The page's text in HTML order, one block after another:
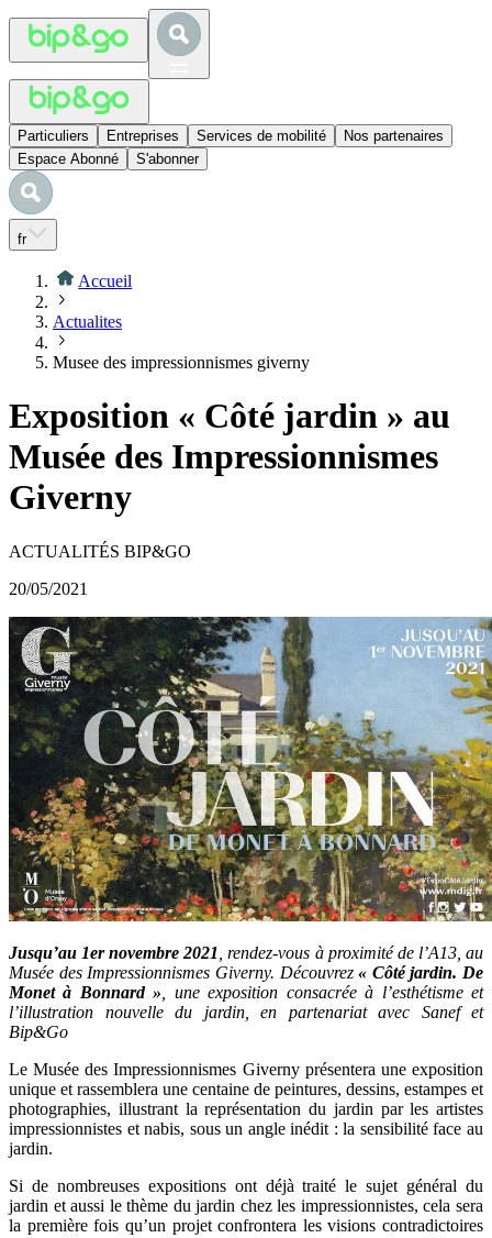
Particuliers Entreprises Services de mobilité
Nos partenaires
Espace Abonné
S'abonner
fr
Accueil
Actualites
Musee des impressionnismes giverny
Exposition « Côté jardin » au
Musée des Impressionnismes
Giverny
ACTUALITÉS BIP&GO
20/05/2021
Jusqu’au 1er novembre 2021 , rendez-vous à proximité de l’A13, au
Musée des Impressionnismes Giverny. Découvrez« Côté jardin. De
Monet à Bonnard » , une exposition consacrée à l’esthétisme et
l’illustration nouvelle du jardin, en partenariat avec Sanef et
Bip&Go
Le Musée des Impressionnismes Giverny présentera une exposition
unique et rassemblera une centaine de peintures, dessins, estampes et
photographies, illustrant la représentation du jardin par les artistes
impressionnistes et nabis, sous un angle inédit : la sensibilité face au
jardin.
Si de nombreuses expositions ont déjà traité le sujet général du
jardin et aussi le thème du jardin chez les impressionnistes, cela sera
la première fois qu’un projet confrontera les visions contradictoires